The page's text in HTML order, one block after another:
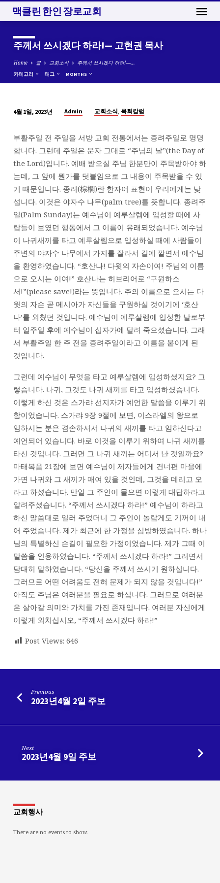
맥클린 한인 장로교회
주께서 쓰시겠다 하라!— 고현권 목사
Home 글 교회소식 주께서 쓰시겠다 하라!—…
카테고리 태그 MONTHS
께
서
쓰
시
겠
다
하
라!
—
고
현
권
목
사
4월 1일, 2023년 Admin 교회소식,목회칼럼
부활주일 전 주일을 서방 교회 전통에서는 종려주일로 명명
합니다. 그런데 주일은 문자 그대로 “주님의 날”(the Day of
the Lord)입니다. 예배 받으실 주님 한분만이 주목받아야 하
는데, 그 앞에 뭔가를 덧붙임으로 그 내용이 주목받을 수 있
기 때문입니다. 종려(棕櫚)란 한자어 표현이 우리에게는 낮
섭니다. 이것은 야자수 나무(palm tree)를 뜻합니다. 종려주
일(Palm Sunday)는 예수님이 예루살렘에 입성할 때에 사
람들이 보였던 행동에서 그 이름이 유래되었습니다. 예수님
이 나귀새끼를 타고 예루살렘으로 입성하실 때에 사람들이
주변의 야자수 나무에서 가지를 잘라서 길에 깔면서 예수님
을 환영하였습니다. “호산나! 다윗의 자손이여! 주님의 이름
으로 오시는 이여!” 호산나는 히브리어로 “구원하소
서!”(please save!)라는 뜻입니다. 주의 이름으로 오시는 다
윗의 자손 곧 메시아가 자신들을 구원하실 것이기에 ‘호산
나’를 외쳤던 것입니다. 예수님이 예루살렘에 입성한 날로부
터 일주일 후에 예수님이 십자가에 달려 죽으셨습니다. 그래
서 부활주일 한 주 전을 종려주일이라고 이름을 붙이게 된
것입니다.
그런데 예수님이 무엇을 타고 예루살렘에 입성하셨지요? 그
렇습니다. 나귀, 그것도 나귀 새끼를 타고 입성하셨습니다.
이렇게 하신 것은 스가랴 선지자가 예언한 말씀을 이루기 위
함이었습니다. 스가랴 9장 9절에 보면, 이스라엘의 왕으로
임하시는 분은 겸손하셔서 나귀의 새끼를 타고 임하신다고
예언되어 있습니다. 바로 이것을 이루기 위하여 나귀 새끼를
타신 것입니다. 그러면 그 나귀 새끼는 어디서 난 것일까요?
마태복음 21장에 보면 예수님이 제자들에게 건너편 마을에
가면 나귀와 그 새끼가 매여 있을 것인데, 그것을 데리고 오
라고 하셨습니다. 만일 그 주인이 물으면 이렇게 대답하라고
알려주셨습니다. “주께서 쓰시겠다 하라!” 예수님이 하라고
하신 말씀대로 일러 주었더니 그 주인이 놀랍게도 기꺼이 내
어 주었습니다. 제가 최근에 한 가정을 심방하였습니다. 하나
님의 특별하신 손길이 필요한 가정이었습니다. 제가 그때 이
말씀을 인용하였습니다. “주께서 쓰시겠다 하라!” 그러면서
담대히 말하였습니다. “당신을 주께서 쓰시기 원하십니다.
그러므로 어떤 어려움도 전혀 문제가 되지 않을 것입니다!”
아직도 주님은 여러분을 필요로 하십니다. 그러므로 여러분
은 살아갈 의미와 가치를 가진 존재입니다. 여러분 자신에게
이렇게 외치십시오, “주께서 쓰시겠다 하라!”
Post Views: 646
Previous
2023년4월 2일 주보
Next
2023년4월 9일 주보
교회행사
There are no events to show.